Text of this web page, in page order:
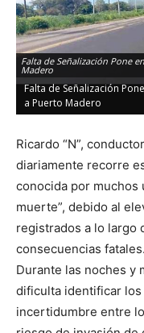
Falta de Señalización Pone
Madero
Falta de Señalización
a Puerto Madero
Ricardo “N”,
diariamente recorre
conocida por muchos
muerte”, debido al
registrados a lo largo
consecuencias fatales.
Durante las noches y
dificulta identificar
incertidumbre entre